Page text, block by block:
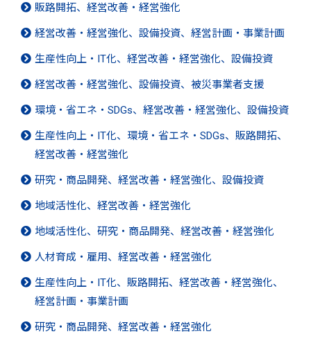
販路開拓、経営改善・経営強化
経営改善・経営強化、設備投資、経営計画・事業計画
生産性向上・IT化、経営改善・経営強化、設備投資
経営改善・経営強化、設備投資、被災事業者支援
環境・省エネ・SDGs、経営改善・経営強化、設備投資
生産性向上・IT化、環境・省エネ・SDGs、販路開拓、
経営改善・経営強化
研究・商品開発、経営改善・経営強化、設備投資
地域活性化、経営改善・経営強化
地域活性化、研究・商品開発、経営改善・経営強化
人材育成・雇用、経営改善・経営強化
生産性向上・IT化、販路開拓、経営改善・経営強化、
経営計画・事業計画
研究・商品開発、経営改善・経営強化